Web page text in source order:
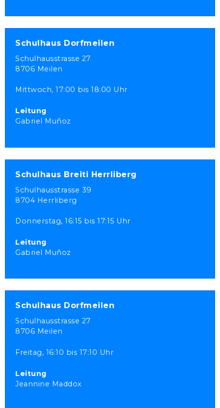
Schulhaus Dorfmeilen
Schulhausstrasse 27
8706 Meilen
Mittwoch, 17:00 bis 18:00 Uhr
Leitung
Gabriel Muñoz
Schulhaus Breiti Herrliberg
Schulhausstrasse 39
8704 Herrliberg
Donnerstag, 16:15 bis 17:15 Uhr
Leitung
Gabriel Muñoz
Schulhaus Dorfmeilen
Schulhausstrasse 27
8706 Meilen
Freitag, 16:10 bis 17:10 Uhr
Leitung
Jeannine Maddox